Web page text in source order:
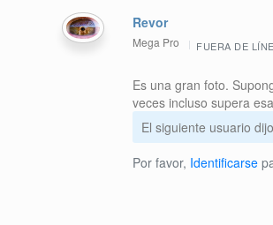
Revor
Mega Pro FUERA DE
Es una gran foto.
veces incluso supera
El siguiente usuario
Por favor, Identificarse